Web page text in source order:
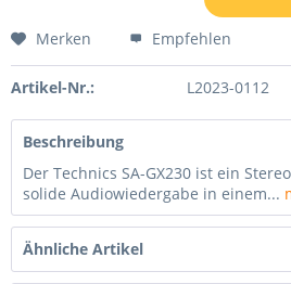
Merken Empfehlen
Artikel-Nr.: L2023-0112
Beschreibung
Der Technics SA-GX230 ist ein
solide Audiowiedergabe in einem...
Ähnliche Artikel